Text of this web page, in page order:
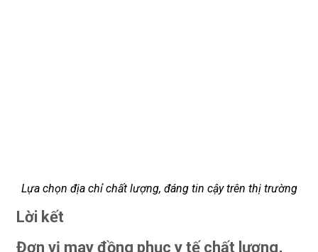
Lựa chọn địa chỉ chất lượng, đáng tin cậy trên thị trường
Lời kết
Đơn vị may đồng phục y tế chất lượng,